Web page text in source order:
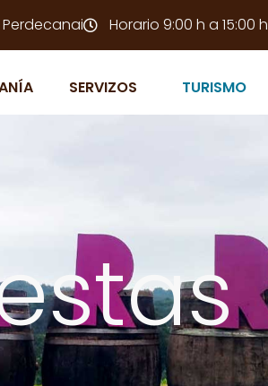
Perdecanai Horario 9:00 h a 15:00 h
SERVIZOS TURISMO